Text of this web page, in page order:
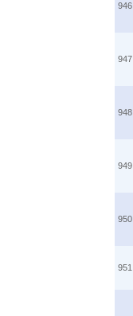
946
947
948
949
950
951